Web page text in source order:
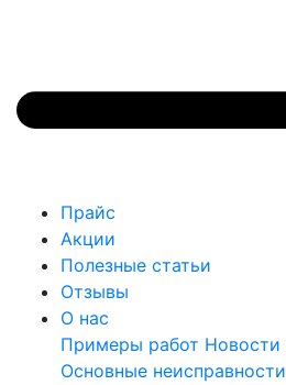
Прайс
Акции
Полезные статьи
Отзывы
О нас
Примеры работ Новости
Основные неисправности